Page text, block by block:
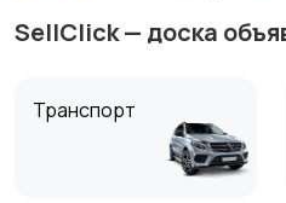
SellClick — доска
Транспорт